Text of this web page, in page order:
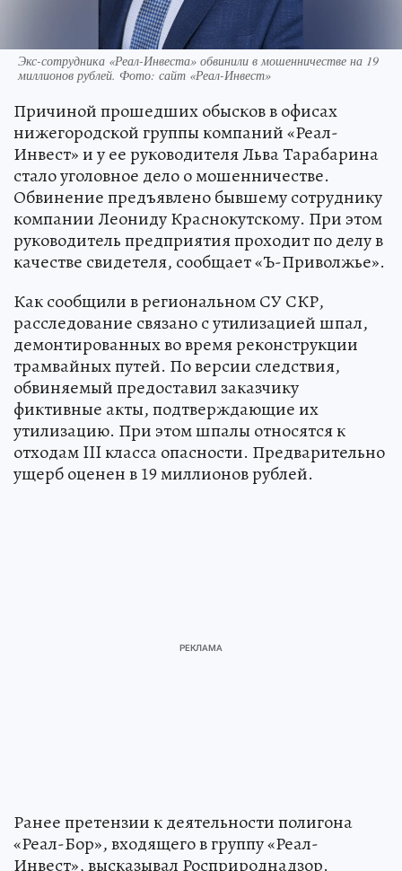
Экс-сотрудника «Реал-Инвеста» обвинили в мошенничестве на 19
миллионов рублей. Фото: сайт «Реал-Инвест»
Причиной прошедших обысков в офисах
нижегородской группы компаний «Реал-
Инвест» и у ее руководителя Льва Тарабарина
стало уголовное дело о мошенничестве.
Обвинение предъявлено бывшему сотруднику
компании Леониду Краснокутскому. При этом
руководитель предприятия проходит по делу в
качестве свидетеля, сообщает «Ъ-Приволжье».
Как сообщили в региональном СУ СКР,
расследование связано с утилизацией шпал,
демонтированных во время реконструкции
трамвайных путей. По версии следствия,
обвиняемый предоставил заказчику
фиктивные акты, подтверждающие их
утилизацию. При этом шпалы относятся к
отходам III класса опасности. Предварительно
ущерб оценен в 19 миллионов рублей.
Ранее претензии к деятельности полигона
«Реал-Бор», входящего в группу «Реал-
Инвест», высказывал Росприроднадзор.